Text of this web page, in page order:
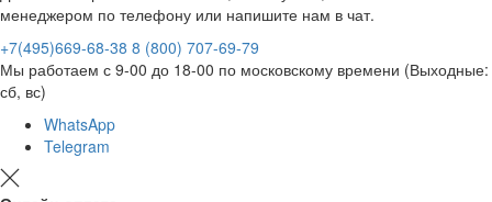
менеджером по телефону или напишите нам в чат.
+7(495)669-68-38 8 (800) 707-69-79
Мы работаем с 9-00 до 18-00 по московскому времени (Выходные:
сб, вс)
WhatsApp
Telegram